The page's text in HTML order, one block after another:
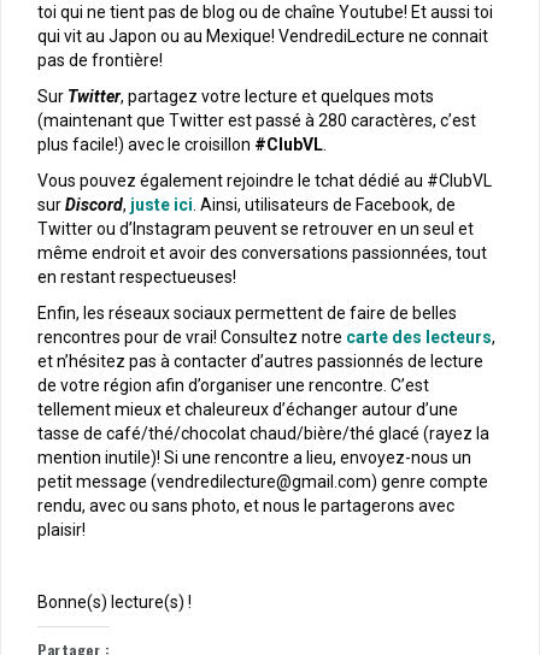
toi qui ne tient pas de blog ou de chaîne Youtube! Et aussi toi
qui vit au Japon ou au Mexique! VendrediLecture ne connait
pas de frontière!
Sur Twitter, partagez votre lecture et quelques mots
(maintenant que Twitter est passé à 280 caractères, c’est
plus facile!) avec le croisillon #ClubVL
Vous pouvez également rejoindre le tchat dédié au #ClubVL
surDiscord, juste ici . Ainsi, utilisateurs de Facebook, de
Twitter ou d’Instagram peuvent se retrouver en un seul et
même endroit et avoir des conversations passionnées, tout
en restant respectueuses!
Enfin, les réseaux sociaux permettent de faire de belles
rencontres pour de vrai! Consultez notre carte des lecteurs,
et n’hésitez pas à contacter d’autres passionnés de lecture
de votre région afin d’organiser une rencontre. C’est
tellement mieux et chaleureux d’échanger autour d’une
tasse de café/thé/chocolat chaud/bière/thé glacé (rayez la
mention inutile)! Si une rencontre a lieu, envoyez-nous un
petit message (vendredilecture@gmail.com) genre compte
rendu, avec ou sans photo, et nous le partagerons avec
plaisir!
Bonne(s) lecture(s) !
Partager :